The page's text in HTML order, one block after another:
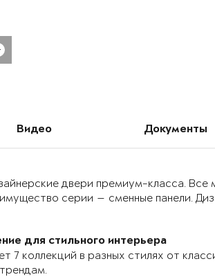
Видео Документы
двери премиум-класса. Все
серии — сменные панели.
для стильного интерьера
7 коллекций в разных стилях от